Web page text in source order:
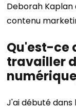
Deborah
contenu
Qu'est-ce
travailler
J'ai débuté dans